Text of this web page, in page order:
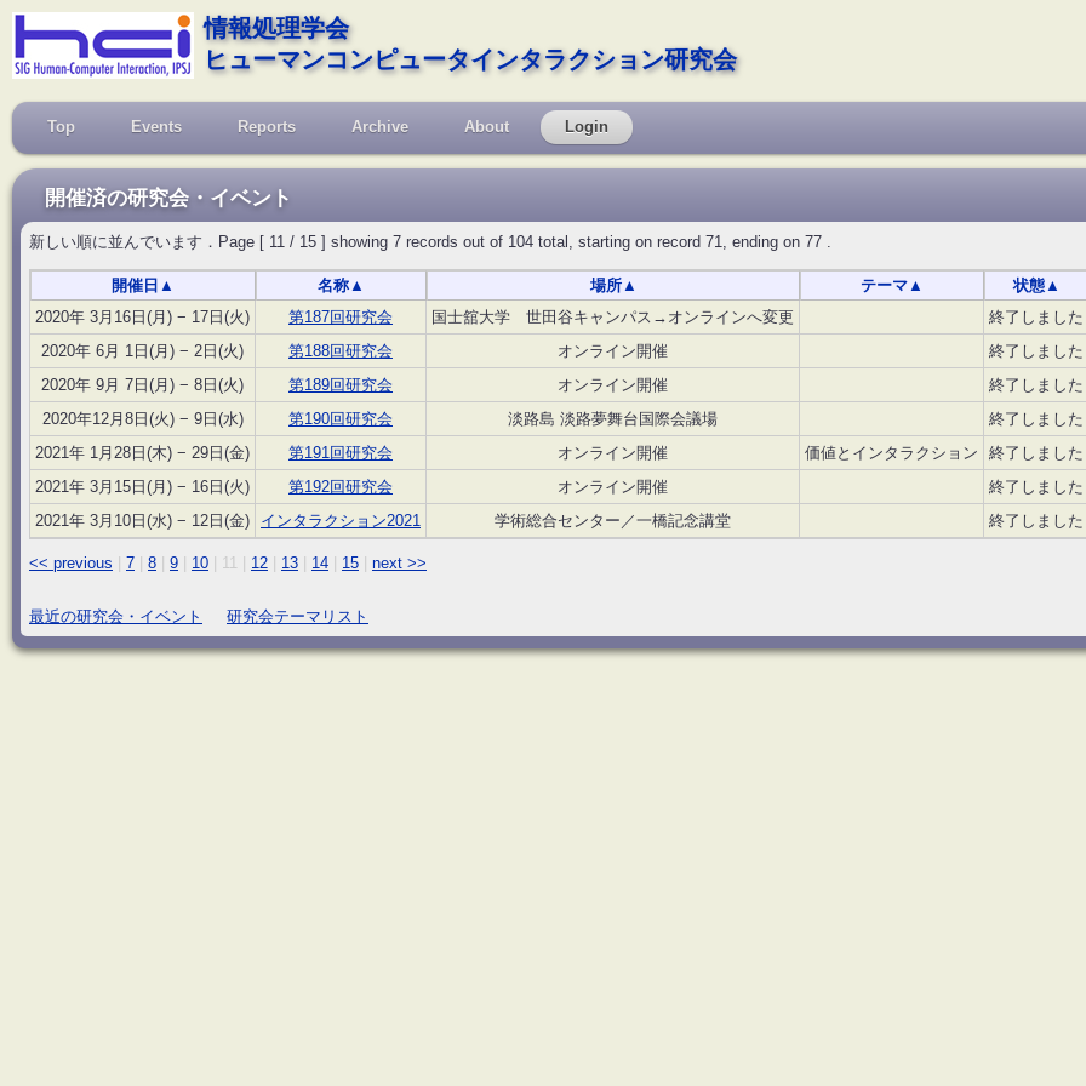
情報処理学会
ヒューマンコンピュータインタラクション研究会
Top Events Reports Archive About Login
開催済の研究会・イベント
新しい順に並んでいます．Page [ 11 / 15 ] showing 7 records out of 104 total, starting on record 71, ending on 77 .
開催日 ▲ 名称 ▲ 場所▲ テーマ ▲ 状態 ▲
2020年 3月16日(月) − 17日(火)
第187回研究会 国士舘大学 世田谷キャンパス→オンラインへ変更
終了しました
2020年 6月 1日(月) − 2日(火)
第188回研究会 オンライン開催
終了しました
2020年 9月 7日(月) − 8日(火)
第189回研究会 オンライン開催
終了しました
2020年12月8日(火) − 9日(水)
第190回研究会 淡路島 淡路夢舞台国際会議場
終了しました
2021年 1月28日(木) − 29日(金)
第191回研究会 オンライン開催 価値とインタラクション
終了しました
2021年 3月15日(月) − 16日(火)
第192回研究会 オンライン開催
終了しました
2021年 3月10日(水) − 12日(金)
インタラクション2021 学術総合センター／一橋記念講堂 終了しました
<< previous 7 8 9 10 11 12 13 14 15 next >>
最近の研究会・イベント 研究会テーマリスト